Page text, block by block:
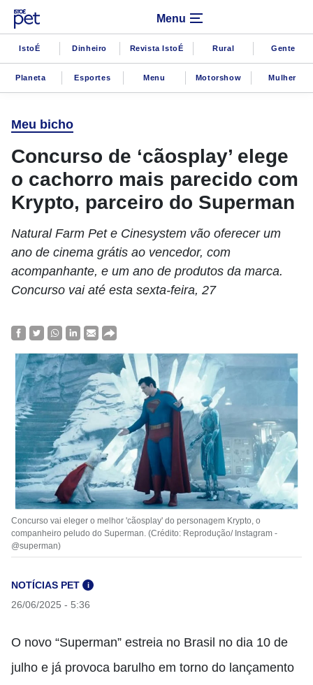
Menu
IstoÉ Dinheiro Revista IstoÉ Rural Gente
Planeta Esportes Menu Motorshow Mulher
Meu bicho
Concurso de ‘cãosplay’ elege
o cachorro mais parecido com
Krypto, parceiro do Superman
Natural Farm Pet e Cinesystem vão oferecer um
ano de cinema grátis ao vencedor, com
acompanhante, e um ano de produtos da marca.
Concurso vai até esta sexta-feira, 27
Concurso vai eleger o melhor 'cãosplay' do personagem Krypto, o
companheiro peludo do Superman. (Crédito: Reprodução/ Instagram -
@superman)
NOTÍCIAS PET i
26/06/2025 - 5:36
O novo “Superman” estreia no Brasil no dia 10 de
julho e já provoca barulho em torno do lançamento